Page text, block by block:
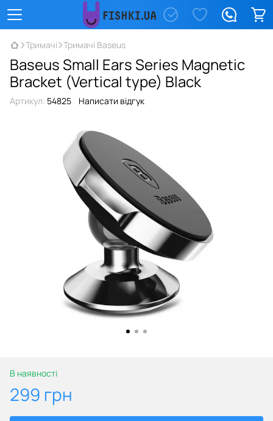
Тримачі Тримачі Baseus
Baseus Small Ears Series Magnetic
Bracket (Vertical type) Black
Артикул: 54825 Написати відгук
В наявності
299 грн